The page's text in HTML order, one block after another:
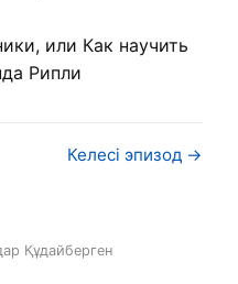
или Как научить
Рипли
Келесі эпизод →
Құдайберген